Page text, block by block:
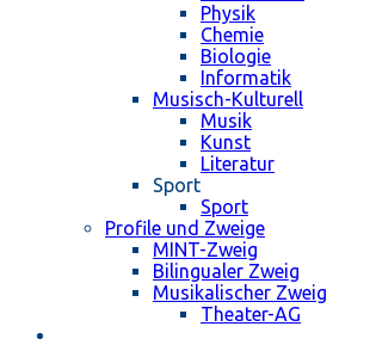
Physik
Chemie
Biologie
Informatik
Musisch-Kulturell
Musik
Kunst
Literatur
Sport
Sport
Profile und Zweige
MINT-Zweig
Bilingualer Zweig
Musikalischer Zweig
Theater-AG